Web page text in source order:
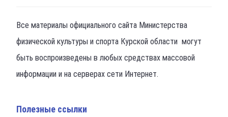
Все материалы официального сайта Министерства
физической культуры и спорта Курской области могут
быть воспроизведены в любых средствах массовой
информации и на серверах сети Интернет.
Полезные ссылки